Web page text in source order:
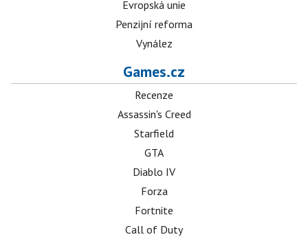
Evropská unie
Penzijní reforma
Vynález
Games.cz
Recenze
Assassin's Creed
Starfield
GTA
Diablo IV
Forza
Fortnite
Call of Duty